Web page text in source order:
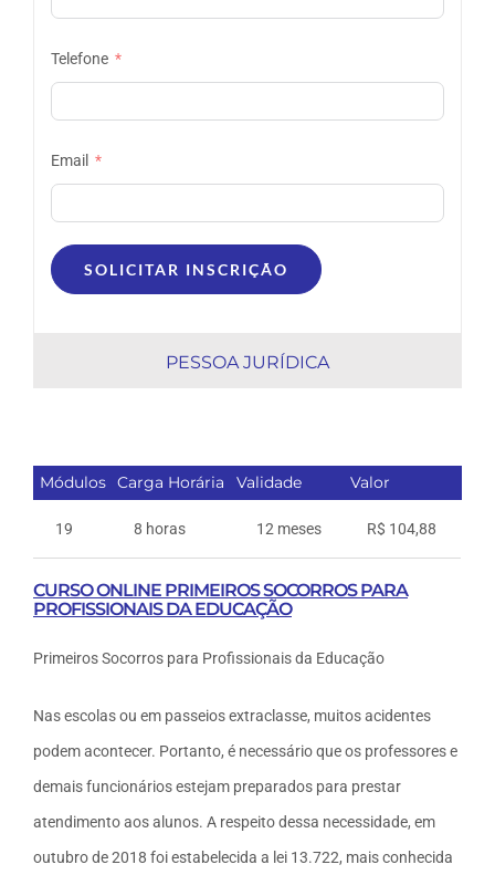
Telefone
Email
SOLICITAR INSCRIÇÃO
PESSOA JURÍDICA
Módulos Carga Horária Validade Valor
19 8 horas 12 meses R$ 104,88
CURSO ONLINE PRIMEIROS SOCORROS PARA
PROFISSIONAIS DA EDUCAÇÃO
Primeiros Socorros para Profissionais da Educação
Nas escolas ou em passeios extraclasse, muitos acidentes
podem acontecer. Portanto, é necessário que os professores e
demais funcionários estejam preparados para prestar
atendimento aos alunos. A respeito dessa necessidade, em
outubro de 2018 foi estabelecida a lei 13.722, mais conhecida